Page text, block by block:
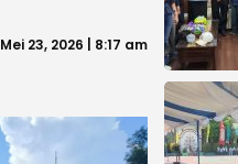
Mei 23, 2026 | 8:17 am